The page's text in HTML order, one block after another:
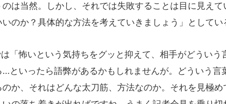
のは当然。しかし、それでは失敗することは目に見えて
のか？具体的な方法を考えていきましょう」としてい
「怖いという気持ちをグッと抑えて、相手がどういう
...といったら語弊があるかもしれませんが。どういう言
のか、それはどんな太刀筋、方法なのか。それを見極